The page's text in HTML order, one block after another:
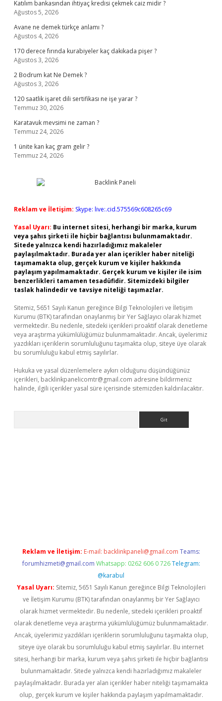
Katılım bankasından ihtiyaç kredisi çekmek caiz midir ?
Ağustos 5, 2026
Avane ne demek türkçe anlamı ?
Ağustos 4, 2026
170 derece fırında kurabiyeler kaç dakikada pişer ?
Ağustos 3, 2026
2 Bodrum kat Ne Demek ?
Ağustos 3, 2026
120 saatlik işaret dili sertifikası ne işe yarar ?
Temmuz 30, 2026
Karatavuk mevsimi ne zaman ?
Temmuz 24, 2026
1 ünite kan kaç gram gelir ?
Temmuz 24, 2026
Reklam ve İletişim: Skype: live:.cid.575569c608265c69
Yasal Uyarı: Bu internet sitesi, herhangi bir marka, kurum
veya şahıs şirketi ile hiçbir bağlantısı bulunmamaktadır.
Sitede yalnızca kendi hazırladığımız makaleler
paylaşılmaktadır. Burada yer alan içerikler haber niteliği
taşımamakta olup, gerçek kurum ve kişiler hakkında
paylaşım yapılmamaktadır. Gerçek kurum ve kişiler ile isim
benzerlikleri tamamen tesadüfidir. Sitemizdeki bilgiler
taslak halindedir ve tavsiye niteliği taşımazlar.
Sitemiz, 5651 Sayılı Kanun gereğince Bilgi Teknolojileri ve İletişim
Kurumu (BTK) tarafından onaylanmış bir Yer Sağlayıcı olarak hizmet
vermektedir. Bu nedenle, sitedeki içerikleri proaktif olarak denetleme
veya araştırma yükümlülüğümüz bulunmamaktadır. Ancak, üyelerimiz
yazdıkları içeriklerin sorumluluğunu taşımakta olup, siteye üye olarak
bu sorumluluğu kabul etmiş sayılırlar.
Hukuka ve yasal düzenlemelere aykırı olduğunu düşündüğünüz
içerikleri, backlinkpanelicomtr@gmail.com adresine bildirmeniz
halinde, ilgili içerikler yasal süre içerisinde sitemizden kaldırılacaktır.
Reklam ve İletişim: E-mail: backlinkpaneli@gmail.com Teams:
forumhizmeti@gmail.com Whatsapp: 0262 606 0 726 Telegram:
@karabul
Yasal Uyarı: Sitemiz, 5651 Sayılı Kanun gereğince Bilgi Teknolojileri
ve İletişim Kurumu (BTK) tarafından onaylanmış bir Yer Sağlayıcı
olarak hizmet vermektedir. Bu nedenle, sitedeki içerikleri proaktif
olarak denetleme veya araştırma yükümlülüğümüz bulunmamaktadır.
Ancak, üyelerimiz yazdıkları içeriklerin sorumluluğunu taşımakta olup,
siteye üye olarak bu sorumluluğu kabul etmiş sayılırlar. Bu internet
sitesi, herhangi bir marka, kurum veya şahıs şirketi ile hiçbir bağlantısı
bulunmamaktadır. Sitede yalnızca kendi hazırladığımız makaleler
paylaşılmaktadır. Burada yer alan içerikler haber niteliği taşımamakta
olup, gerçek kurum ve kişiler hakkında paylaşım yapılmamaktadır.